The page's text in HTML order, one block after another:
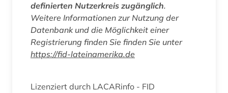
definierten Nutzerkreis zugänglich.
Weitere Informationen zur Nutzung der
Datenbank und die Möglichkeit einer
Registrierung finden Sie finden Sie unter
https://fid-lateinamerika.de
Lizenziert durch LACARinfo - FID